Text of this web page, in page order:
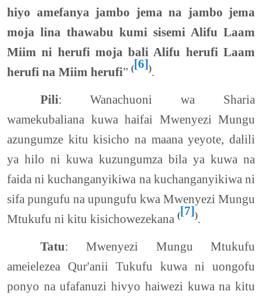
hiyo amefanya jambo jema na jambo jema
moja lina thawabu kumi sisemi Alifu Laam
Miim ni herufi moja bali Alifu herufi Laam
herufi na Miim herufi” ([6]).
Pili: Wanachuoni wa Sharia
wamekubaliana kuwa haifai Mwenyezi Mungu
azungumze kitu kisicho na maana yeyote, dalili
ya hilo ni kuwa kuzungumza bila ya kuwa na
faida ni kuchanganyikiwa na kuchanganyikiwa ni
sifa pungufu na upungufu kwa Mwenyezi Mungu
Mtukufu ni kitu kisichowezekana ([7]).
Tatu: Mwenyezi Mungu Mtukufu
ameielezea Qur'anii Tukufu kuwa ni uongofu
ponyo na ufafanuzi hivyo haiwezi kuwa na kitu